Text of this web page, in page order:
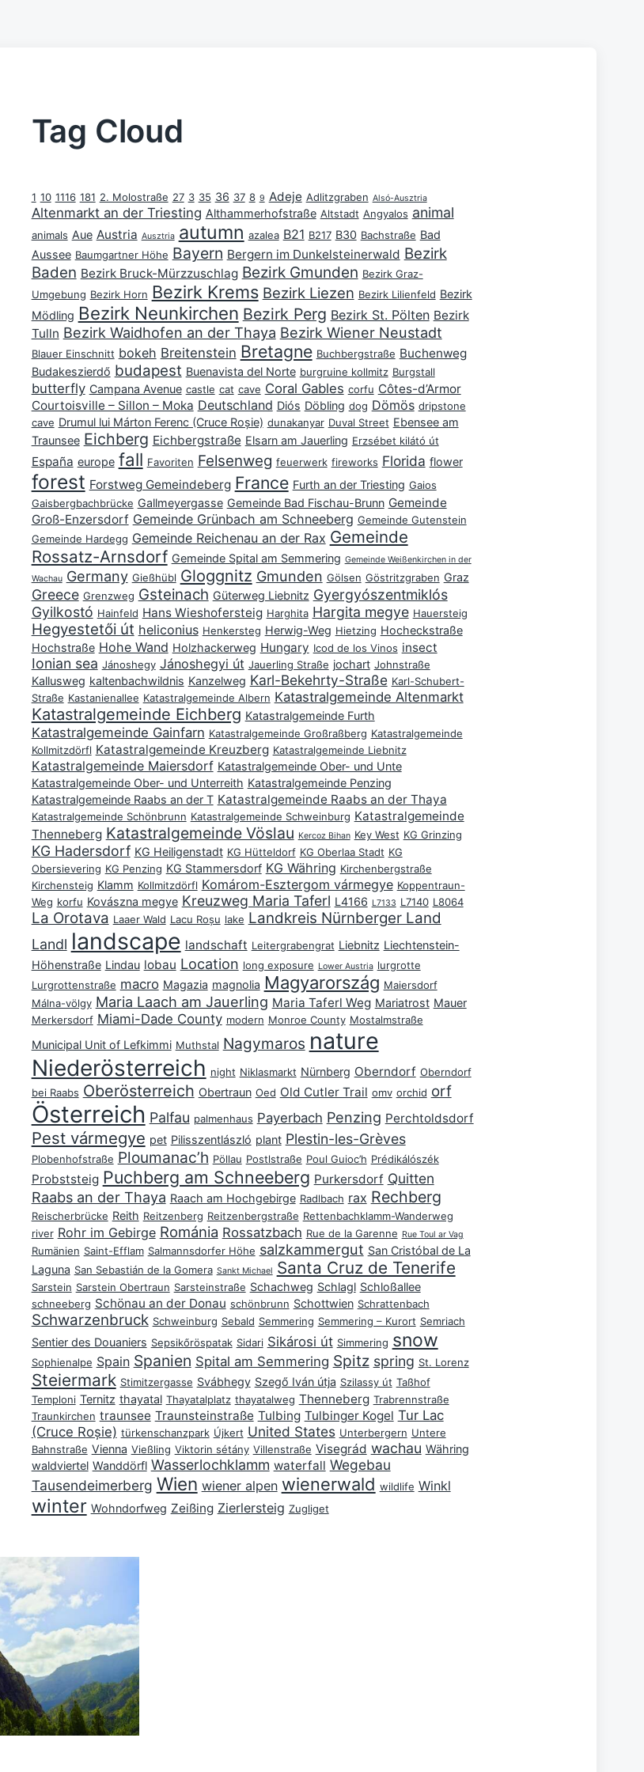
Tag Cloud
1 10 1116 181 2. Molostraße 27 3 35 36 37 8 9 Adeje Adlitzgraben Alsó-Ausztria
Altenmarkt an der Triesting Althammerhofstraße Altstadt Angyalos animal
animals Aue Austria Ausztria autumn azalea B21 B217 B30 Bachstraße Bad
Aussee Baumgartner Höhe Bayern Bergern im Dunkelsteinerwald Bezirk
Baden Bezirk Bruck-Mürzzuschlag Bezirk Gmunden Bezirk Graz-
Umgebung Bezirk Horn Bezirk Krems Bezirk Liezen Bezirk Lilienfeld Bezirk
Mödling Bezirk Neunkirchen Bezirk Perg Bezirk St. Pölten Bezirk
Tulln Bezirk Waidhofen an der Thaya Bezirk Wiener Neustadt
Blauer Einschnitt bokeh Breitenstein Bretagne Buchbergstraße Buchenweg
Budakeszierdő budapest Buenavista del Norte burgruine kollmitz Burgstall
butterfly Campana Avenue castle cat cave Coral Gables corfu Côtes-d’Armor
Courtoisville – Sillon – Moka Deutschland Diós Döbling dog Dömös dripstone
cave Drumul lui Márton Ferenc (Cruce Roșie) dunakanyar Duval Street Ebensee am
Traunsee Eichberg Eichbergstraße Elsarn am Jauerling Erzsébet kilátó út
España europe fall Favoriten Felsenweg feuerwerk fireworks Florida flower
forest Forstweg Gemeindeberg France Furth an der Triesting Gaios
Gaisbergbachbrücke Gallmeyergasse Gemeinde Bad Fischau-Brunn Gemeinde
Groß-Enzersdorf Gemeinde Grünbach am Schneeberg Gemeinde Gutenstein
Gemeinde Hardegg Gemeinde Reichenau an der Rax Gemeinde
Rossatz-Arnsdorf Gemeinde Spital am Semmering Gemeinde Weißenkirchen in der
Wachau Germany Gießhübl Gloggnitz Gmunden Gölsen Göstritzgraben Graz
Greece Grenzweg Gsteinach Güterweg Liebnitz Gyergyószentmiklós
Gyilkostó Hainfeld Hans Wieshofersteig Harghita Hargita megye Hauersteig
Hegyestetői út heliconius Henkersteg Herwig-Weg Hietzing Hocheckstraße
Hochstraße Hohe Wand Holzhackerweg Hungary Icod de los Vinos insect
Ionian sea Jánoshegy Jánoshegyi út Jauerling Straße jochart Johnstraße
Kallusweg kaltenbachwildnis Kanzelweg Karl-Bekehrty-Straße Karl-Schubert-
Straße Kastanienallee Katastralgemeinde Albern Katastralgemeinde Altenmarkt
Katastralgemeinde Eichberg Katastralgemeinde Furth
Katastralgemeinde Gainfarn Katastralgemeinde Großraßberg Katastralgemeinde
Kollmitzdörfl Katastralgemeinde Kreuzberg Katastralgemeinde Liebnitz
Katastralgemeinde Maiersdorf Katastralgemeinde Ober- und Unte
Katastralgemeinde Ober- und Unterreith Katastralgemeinde Penzing
Katastralgemeinde Raabs an der T Katastralgemeinde Raabs an der Thaya
Katastralgemeinde Schönbrunn Katastralgemeinde Schweinburg Katastralgemeinde
Thenneberg Katastralgemeinde Vöslau Kercoz Bihan Key West KG Grinzing
KG Hadersdorf KG Heiligenstadt KG Hütteldorf KG Oberlaa Stadt KG
Obersievering KG Penzing KG Stammersdorf KG Währing Kirchenbergstraße
Kirchensteig Klamm Kollmitzdörfl Komárom-Esztergom vármegye Koppentraun-
Weg korfu Kovászna megye Kreuzweg Maria Taferl L4166 L7133 L7140 L8064
La Orotava Laaer Wald Lacu Roșu lake Landkreis Nürnberger Land
Landl landscape landschaft Leitergrabengrat Liebnitz Liechtenstein-
Höhenstraße Lindau lobau Location long exposure Lower Austria lurgrotte
Lurgrottenstraße macro Magazia magnolia Magyarország Maiersdorf
Málna-völgy Maria Laach am Jauerling Maria Taferl Weg Mariatrost Mauer
Merkersdorf Miami-Dade County modern Monroe County Mostalmstraße
Municipal Unit of Lefkimmi Muthstal Nagymaros nature
Niederösterreich night Niklasmarkt Nürnberg Oberndorf Oberndorf
bei Raabs Oberösterreich Obertraun Oed Old Cutler Trail omv orchid orf
Österreich Palfau palmenhaus Payerbach Penzing Perchtoldsdorf
Pest vármegye pet Pilisszentlászló plant Plestin-les-Grèves
Plobenhofstraße Ploumanac’h Pöllau Postlstraße Poul Guioc’h Prédikálószék
Probststeig Puchberg am Schneeberg Purkersdorf Quitten
Raabs an der Thaya Raach am Hochgebirge Radlbach rax Rechberg
Reischerbrücke Reith Reitzenberg Reitzenbergstraße Rettenbachklamm-Wanderweg
river Rohr im Gebirge Románia Rossatzbach Rue de la Garenne Rue Toul ar Vag
Rumänien Saint-Efflam Salmannsdorfer Höhe salzkammergut San Cristóbal de La
Laguna San Sebastián de la Gomera Sankt Michael Santa Cruz de Tenerife
Sarstein Sarstein Obertraun Sarsteinstraße Schachweg Schlagl Schloßallee
schneeberg Schönau an der Donau schönbrunn Schottwien Schrattenbach
Schwarzenbruck Schweinburg Sebald Semmering Semmering – Kurort Semriach
Sentier des Douaniers Sepsikőröspatak Sidari Sikárosi út Simmering snow
Sophienalpe Spain Spanien Spital am Semmering Spitz spring St. Lorenz
Steiermark Stimitzergasse Svábhegy Szegő Iván útja Szilassy út Taßhof
Temploni Ternitz thayatal Thayatalplatz thayatalweg Thenneberg Trabrennstraße
Traunkirchen traunsee Traunsteinstraße Tulbing Tulbinger Kogel Tur Lac
(Cruce Roșie) türkenschanzpark Újkert United States Unterbergern Untere
Bahnstraße Vienna Vießling Viktorin sétány Villenstraße Visegrád wachau Währing
waldviertel Wanddörfl Wasserlochklamm waterfall Wegebau
Tausendeimerberg Wien wiener alpen wienerwald wildlife Winkl
winter Wohndorfweg Zeißing Zierlersteig Zugliget